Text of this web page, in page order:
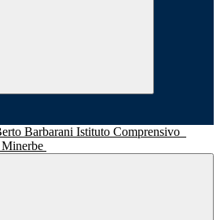
Istituto Comprensivo
Minerbe